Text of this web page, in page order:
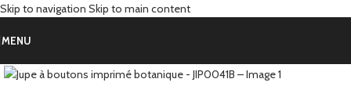
Skip to navigation Skip to main content
MENU